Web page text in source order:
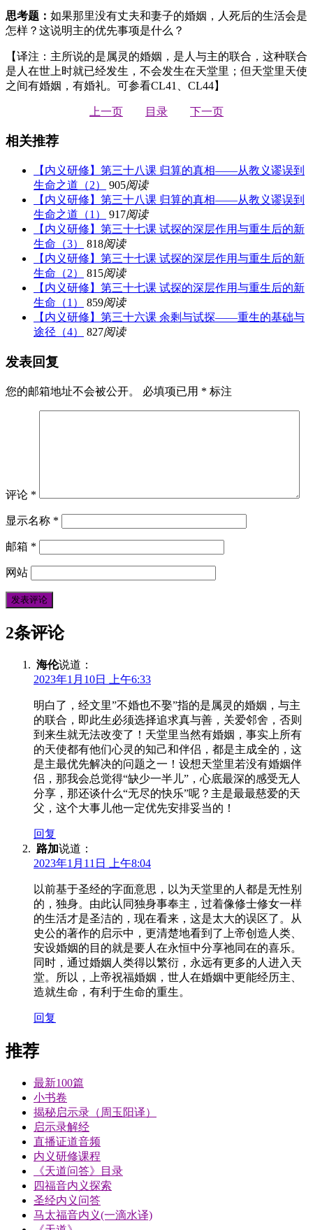
思考题： 如果那里没有丈夫和妻子的婚姻，人死后的生活会是
怎样？这说明主的优先事项是什么？
【译注：主所说的是属灵的婚姻，是人与主的联合，这种联合
是人在世上时就已经发生，不会发生在天堂里；但天堂里天使
之间有婚姻，有婚礼。可参看CL41、CL44】
上一页 目录 下一页
相关推荐
【内义研修】第三十八课 归算的真相——从教义谬误到
生命之道（2）
905阅读
【内义研修】第三十八课 归算的真相——从教义谬误到
生命之道（1）
917阅读
【内义研修】第三十七课 试探的深层作用与重生后的新
生命（3）
818阅读
【内义研修】第三十七课 试探的深层作用与重生后的新
生命（2）
815阅读
【内义研修】第三十七课 试探的深层作用与重生后的新
生命（1）
859阅读
【内义研修】第三十六课 余剩与试探——重生的基础与
途径（4）
827阅读
发表回复
您的邮箱地址不会被公开。 必填项已用 * 标注
评论 *
显示名称 *
邮箱 *
网站
2条评论
海伦说道：
2023年1月10日 上午6:33
明白了，经文里”不婚也不娶”指的是属灵的婚姻，与主
的联合，即此生必须选择追求真与善，关爱邻舍，否则
到来生就无法改变了！天堂里当然有婚姻，事实上所有
的天使都有他们心灵的知己和伴侣，都是主成全的，这
是主最优先解决的问题之一！设想天堂里若没有婚姻伴
侣，那我会总觉得“缺少一半儿”，心底最深的感受无人
分享，那还谈什么“无尽的快乐”呢？主是最最慈爱的天
父，这个大事儿他一定优先安排妥当的！
回复
路加说道：
2023年1月11日 上午8:04
以前基于圣经的字面意思，以为天堂里的人都是无性别
的，独身。由此认同独身事奉主，过着像修士修女一样
的生活才是圣洁的，现在看来，这是太大的误区了。从
史公的著作的启示中，更清楚地看到了上帝创造人类、
安设婚姻的目的就是要人在永恒中分享祂同在的喜乐。
同时，通过婚姻人类得以繁衍，永远有更多的人进入天
堂。所以，上帝祝福婚姻，世人在婚姻中更能经历主、
造就生命，有利于生命的重生。
回复
推荐
最新100篇
小书卷
揭秘启示录（周玉阳译）
启示录解经
直播证道音频
内义研修课程
《天道问答》目录
四福音内义探索
圣经内义问答
马太福音内义(一滴水译)